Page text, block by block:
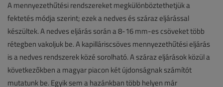
A mennyezethűtési rendszereket megkülönböztethetjük a
fektetés módja szerint; ezek a nedves és száraz eljárással
készültek. A nedves eljárás során a 8-16 mm-es csöveket több
rétegben vakoljuk be. A kapilláriscsöves mennyezethűtési eljárás
is a nedves rendszerek közé sorolható. A száraz eljárások közül a
következőkben a magyar piacon két újdonságnak számítót
mutatunk be. Egyik sem a hazánkban több helyen már